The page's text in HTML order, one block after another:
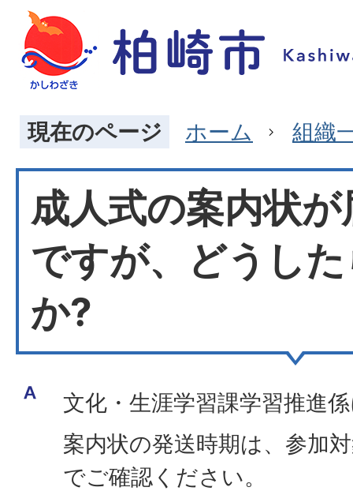
現在のページ ホーム 組織
成人式の案内状
ですが、どうし
か?
文化・生涯学習課学習推進
案内状の発送時期は、参加
でご確認ください。